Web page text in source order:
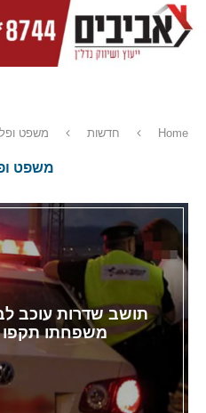
Home חדשות משפט
משפט
תושב שדרות עוכב
משפחתו